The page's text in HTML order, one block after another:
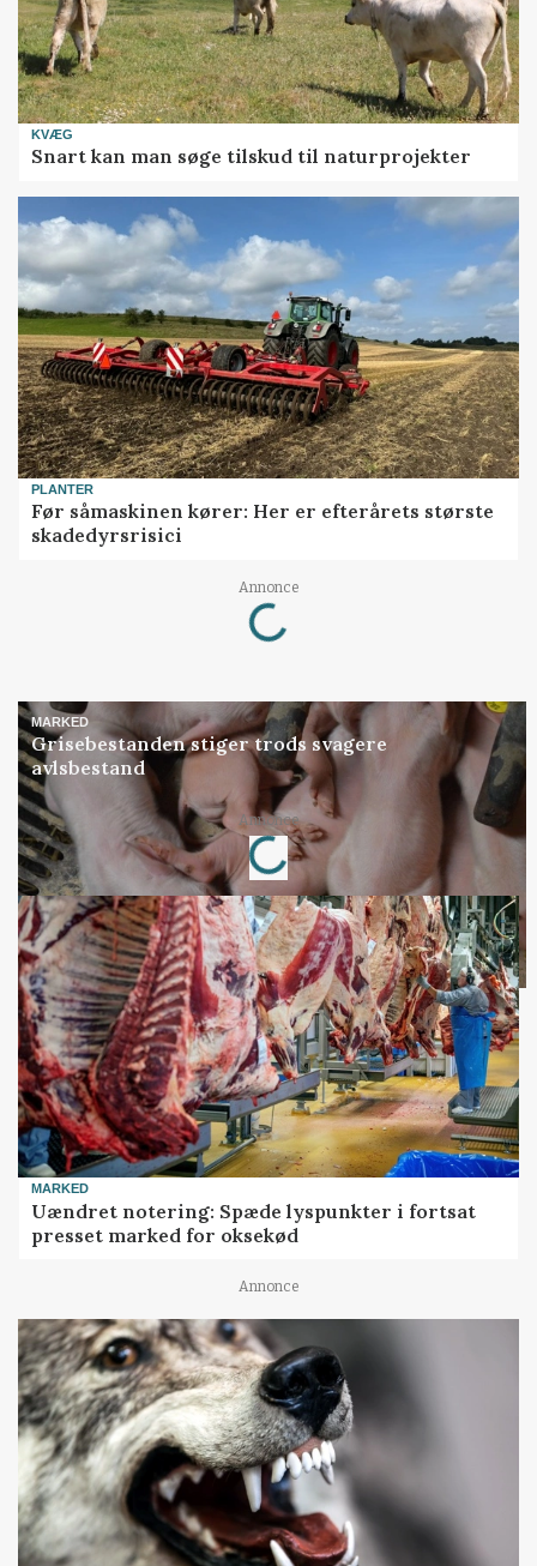
KVÆG
Snart kan man søge tilskud til naturprojekter
PLANTER
Før såmaskinen kører: Her er efterårets største
skadedyrsrisici
Annonce
Loading...
MARKED
Grisebestanden stiger trods svagere
avlsbestand
Annonce
Loading...
MARKED
Uændret notering: Spæde lyspunkter i fortsat
presset marked for oksekød
Annonce